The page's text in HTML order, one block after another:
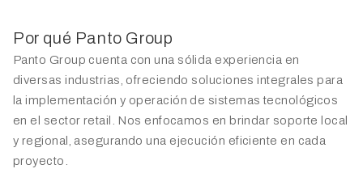
Por qué Panto Group
Panto Group cuenta con una sólida experiencia en
diversas industrias, ofreciendo soluciones integrales para
la implementación y operación de sistemas tecnológicos
en el sector retail. Nos enfocamos en brindar soporte local
y regional, asegurando una ejecución eficiente en cada
proyecto.